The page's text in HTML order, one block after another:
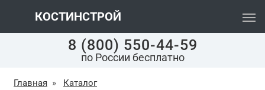
КОСТИНСТРОЙ
8 (800) 550-44-59
по России бесплатно
Главная »
Каталог